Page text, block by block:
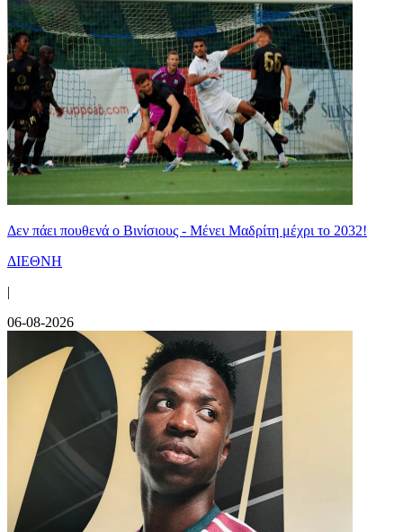
Δεν πάει πουθενά ο Βινίσιους - Μένει Μαδρίτη μέχρι το 2032!
ΔΙΕΘΝΗ
|
06-08-2026